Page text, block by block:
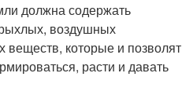
должна содержать
воздушных
веществ, которые и позволят
расти и давать